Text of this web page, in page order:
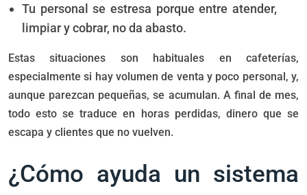
Tu personal se estresa porque entre atender,
limpiar y cobrar, no da abasto.
Estas situaciones son habituales en cafeterías,
especialmente si hay volumen de venta y poco personal, y,
aunque parezcan pequeñas, se acumulan. A final de mes,
todo esto se traduce en horas perdidas, dinero que se
escapa y clientes que no vuelven.
¿Cómo ayuda un sistema